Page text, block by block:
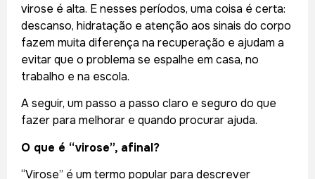
virose é alta. E nesses períodos, uma coisa é certa:
descanso, hidratação e atenção aos sinais do corpo
fazem muita diferença na recuperação e ajudam a
evitar que o problema se espalhe em casa, no
trabalho e na escola.
A seguir, um passo a passo claro e seguro do que
fazer para melhorar e quando procurar ajuda.
O que é “virose”, afinal?
“Virose” é um termo popular para descrever